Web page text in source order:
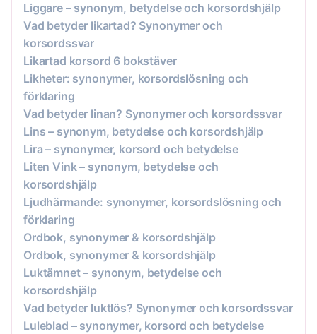
Liggare – synonym, betydelse och korsordshjälp
Vad betyder likartad? Synonymer och
korsordssvar
Likartad korsord 6 bokstäver
Likheter: synonymer, korsordslösning och
förklaring
Vad betyder linan? Synonymer och korsordssvar
Lins – synonym, betydelse och korsordshjälp
Lira – synonymer, korsord och betydelse
Liten Vink – synonym, betydelse och
korsordshjälp
Ljudhärmande: synonymer, korsordslösning och
förklaring
Ordbok, synonymer & korsordshjälp
Ordbok, synonymer & korsordshjälp
Luktämnet – synonym, betydelse och
korsordshjälp
Vad betyder luktlös? Synonymer och korsordssvar
Luleblad – synonymer, korsord och betydelse